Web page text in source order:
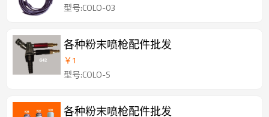
型号:COLO-03
各种粉末喷枪配件批发
￥1
型号:COLO-S
各种粉末喷枪配件批发